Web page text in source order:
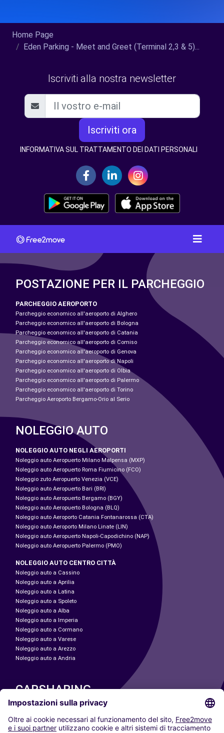
Home Page
Eden Parking - Meet and Greet (Terminal 2,3 & 5)...
Iscriviti alla nostra newsletter
Iscriviti ora
INFORMATIVA SUL TRATTAMENTO DEI DATI PERSONALI
POSTAZIONE PER IL PARCHEGGIO
PARCHEGGIO AEROPORTO
Parcheggio economico all'aeroporto di Alghero
Parcheggio economico all'aeroporto di Bologna
Parcheggio economico all'aeroporto di Catania
Parcheggio economico all'aeroporto di Comiso
Parcheggio economico all'aeroporto di Genova
Parcheggio economico all'aeroporto di Napoli
Parcheggio economico all'aeroporto di Olbia
Parcheggio economico all'aeroporto di Palermo
Parcheggio economico all'aeroporto di Torino
Parcheggio Aeroporto Bergamo-Orio al Serio
NOLEGGIO AUTO
NOLEGGIO AUTO NEGLI AEROPORTI
Noleggio auto Aeropuerto Milano Malpensa (MXP)
Noleggio auto Aeropuerto Roma Fiumicino (FCO)
Noleggio zuto Aeropuerto Venezia (VCE)
Noleggio auto Aeropuerto Bari (BRI)
Noleggio auto Aeropuerto Bergamo (BGY)
Noleggio auto Aeropuerto Bologna (BLQ)
Noleggio auto Aeroporto Catania Fontanarossa (CTA)
Noleggio auto Aeroporto Milano Linate (LIN)
Noleggio auto Aeropuerto Napoli-Capodichino (NAP)
Noleggio auto Aeropuerto Palermo (PMO)
NOLEGGIO AUTO CENTRO CITTÀ
Noleggio auto a Cassino
Noleggio auto a Aprilia
Noleggio auto a Latina
Noleggio auto a Spoleto
Noleggio auto a Alba
Noleggio auto a Imperia
Noleggio auto a Cormano
Noleggio auto a Varese
Noleggio auto a Arezzo
Noleggio auto a Andria
CARSHARING
LE NOSTRE CITTÀ
Paris
Madrid